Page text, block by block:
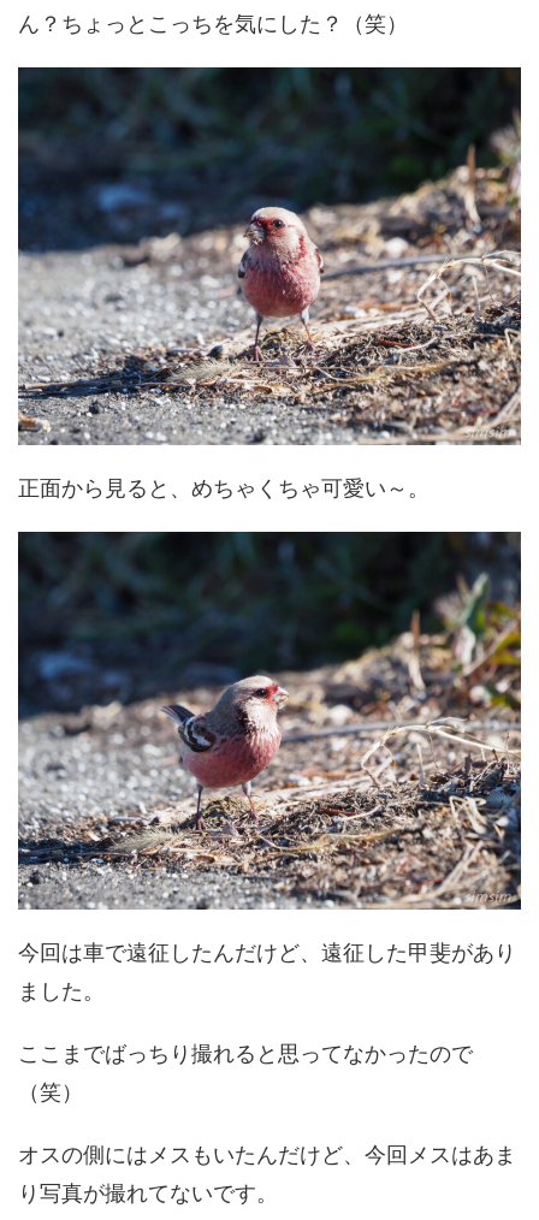
ん？ちょっとこっちを気にした？（笑）
正面から見ると、めちゃくちゃ可愛い～。
今回は車で遠征したんだけど、遠征した甲斐があり
ました。
ここまでばっちり撮れると思ってなかったので
（笑）
オスの側にはメスもいたんだけど、今回メスはあま
り写真が撮れてないです。